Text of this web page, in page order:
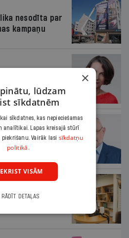
nesodīta par
kampaņu
– kapos.
×
lūdzam
sīkdatnēm
sīkdatnes, kas nepieciešamas
analītikai. Lapas kreisajā stūrī
Vairāk lasi sīkdatņu
politikā.
VISĀM
RĀDĪT DETAĻAS